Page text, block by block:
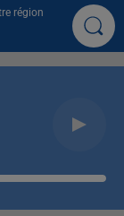
région